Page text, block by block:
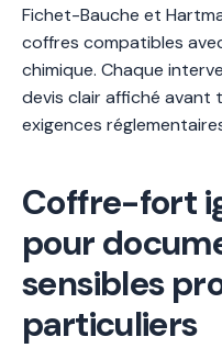
Fichet-Bauche et
coffres compatibles
chimique. Chaque
devis clair affiché avant
exigences
Coffre-fort
pour
sensibles
particuliers